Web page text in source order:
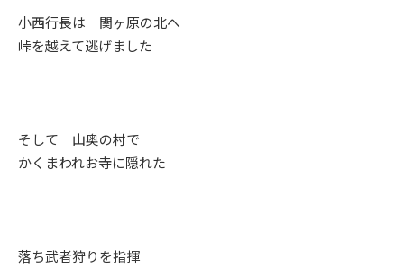
小西行長は 関ヶ原の北へ
峠を越えて逃げました
そして 山奥の村で
かくまわれお寺に隠れた
落ち武者狩りを指揮